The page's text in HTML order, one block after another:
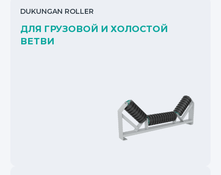
DUKUNGAN ROLLER
ДЛЯ ГРУЗОВОЙ И ХОЛОСТОЙ
ВЕТВИ